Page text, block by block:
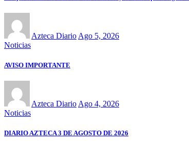
Azteca Diario Ago 5, 2026
Noticias
AVISO IMPORTANTE
Azteca Diario Ago 4, 2026
Noticias
DIARIO AZTECA 3 DE AGOSTO DE 2026